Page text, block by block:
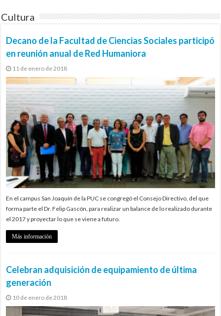
Cultura
Decano de la Facultad de Ciencias Sociales participó
en reunión anual de Red Humaniora
11 de enero de 2018
En el campus San Joaquín de la PUC se congregó el Consejo Directivo, del que
forma parte el Dr. Felip Gascón, para realizar un balance de lo realizado durante
el 2017 y proyectar lo que se viene a futuro.
Más información
Celebran adquisición de equipamiento de última
generación
10 de enero de 2018